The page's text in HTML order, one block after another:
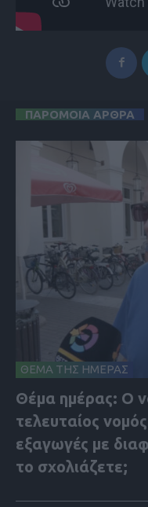
ΠΑΡΟΜΟΙΑ ΑΡΘΡΑ
ΘΕΜΑ ΤΗΣ ΗΜΕΡΑΣ
Θέμα ημέρας: Ο
τελευταίος
εξαγωγές με
το σχολιάζετε;